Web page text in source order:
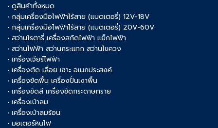
• ดูสินค้าทั้งหมด
• กลุ่มเครื่องมือไฟฟ้าไร้สาย (แบตเตอรี่) 12V-18V
• กลุ่มเครื่องมือไฟฟ้าไร้สาย (แบตเตอรี่) 20V-60V
• สว่านโรตารี่ เครื่องสกัดไฟฟ้า แย็กไฟฟ้า
• สว่านไฟฟ้า สว่านกระแทก สว่านไขควง
• เครื่องเจียร์ไฟฟ้า
• เครื่องตัด เลื่อย เซาะ อเนกประสงค์
• เครื่องขัดพื้น เครื่องปั่นเงาพื้น
• เครื่องขัดสี เครื่องขัดกระดาษทราย
• เครื่องเป่าลม
• เครื่องเป่าลมร้อน
• มอเตอร์หินไฟ